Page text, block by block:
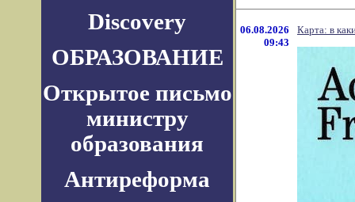
Discovery
ОБРАЗОВАНИЕ
Открытое письмо
министру
образования
Антиреформа
06.08.2026
09:43
Карта: в